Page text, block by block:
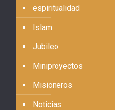
espiritualidad
Islam
Jubileo
Miniproyectos
Misioneros
Noticias